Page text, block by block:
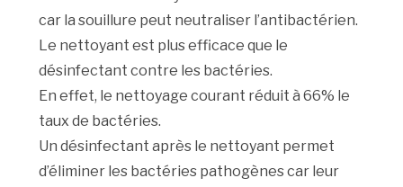
car la souillure peut neutraliser l’antibactérien.
Le nettoyant est plus efficace que le
désinfectant contre les bactéries.
En effet, le nettoyage courant réduit à 66% le
taux de bactéries.
Un désinfectant après le nettoyant permet
d’éliminer les bactéries pathogènes car leur